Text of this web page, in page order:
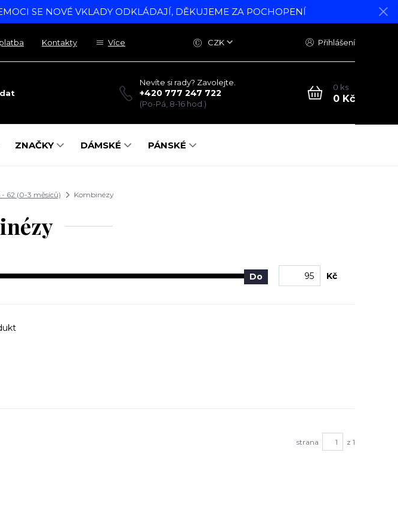
SE NOVÉ VKLADY ODKLÁDAJÍ, DĚKUJEME ZA POCHOPENÍ
Kontakty Více CZK Přihlášení
Nevíte si rady? Zavolejte.
+420 777 247 722
(Po-Pá, 8-16 hod.)
0 ks
0 Kč
ZNAČKY DÁMSKÉ PÁNSKÉ
- 62 (0-3 měsíců) Kombinézy
Do Kč
strana z 1